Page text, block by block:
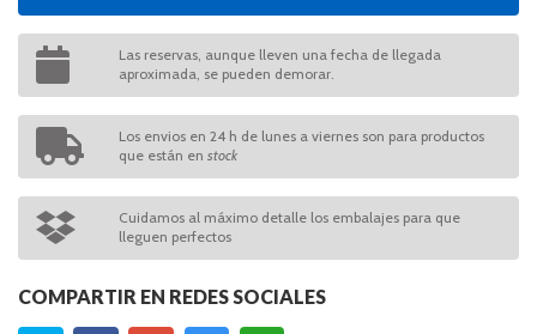
Las reservas, aunque lleven una fecha de llegada
aproximada, se pueden demorar.
Los envios en 24 h de lunes a viernes son para productos
que están en stock
Cuidamos al máximo detalle los embalajes para que
lleguen perfectos
COMPARTIR EN REDES SOCIALES